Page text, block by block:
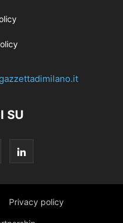
SU
Privacy policy